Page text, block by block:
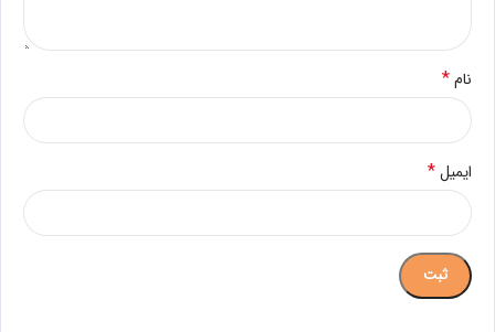
نام*
ایمیل*